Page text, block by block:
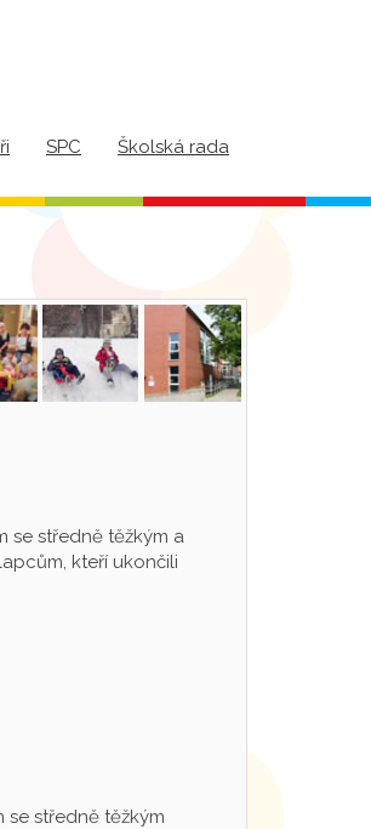
SPC Školská rada
se středně těžkým a
kteří ukončili
středně těžkým